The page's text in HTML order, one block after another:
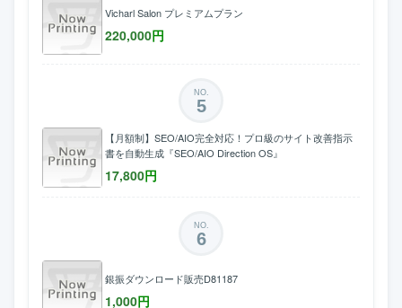
Vicharl Salon プレミアムプラン
220,000円
NO.
5
【月額制】SEO/AIO完全対応！プロ級のサイト改善指示
書を自動生成『SEO/AIO Direction OS』
17,800円
NO.
6
銀振ダウンロード販売D81187
1,000円